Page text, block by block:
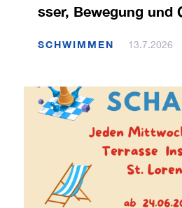
sser, Bewegung und
SCHWIMMEN 13.7.2026